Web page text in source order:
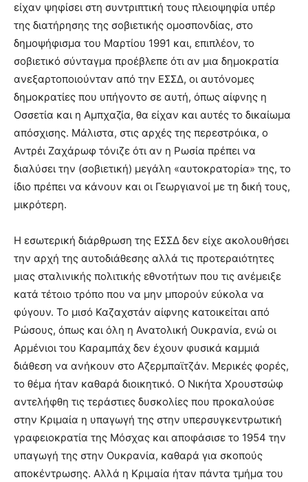
είχαν ψηφίσει στη συντριπτική τους πλειοψηφία υπέρ
της διατήρησης της σοβιετικής ομοσπονδίας, στο
δημοψήφισμα του Μαρτίου 1991 και, επιπλέον, το
σοβιετικό σύνταγμα προέβλεπε ότι αν μια δημοκρατία
ανεξαρτοποιούνταν από την ΕΣΣΔ, οι αυτόνομες
δημοκρατίες που υπήγοντο σε αυτή, όπως αίφνης η
Οσσετία και η Αμπχαζία, θα είχαν και αυτές το δικαίωμα
απόσχισης. Μάλιστα, στις αρχές της περεστρόικα, ο
Αντρέι Ζαχάρωφ τόνιζε ότι αν η Ρωσία πρέπει να
διαλύσει την (σοβιετική) μεγάλη «αυτοκρατορία» της, το
ίδιο πρέπει να κάνουν και οι Γεωργιανοί με τη δική τους,
μικρότερη.
Η εσωτερική διάρθρωση της ΕΣΣΔ δεν είχε ακολουθήσει
την αρχή της αυτοδιάθεσης αλλά τις προτεραιότητες
μιας σταλινικής πολιτικής εθνοτήτων που τις ανέμειξε
κατά τέτοιο τρόπο που να μην μπορούν εύκολα να
φύγουν. Το μισό Καζαχστάν αίφνης κατοικείται από
Ρώσους, όπως και όλη η Ανατολική Ουκρανία, ενώ οι
Αρμένιοι του Καραμπάχ δεν έχουν φυσικά καμμιά
διάθεση να ανήκουν στο Αζερμπαϊτζάν. Μερικές φορές,
το θέμα ήταν καθαρά διοικητικό. Ο Νικήτα Χρουστσώφ
αντελήφθη τις τεράστιες δυσκολίες που προκαλούσε
στην Κριμαία η υπαγωγή της στην υπερσυγκεντρωτική
γραφειοκρατία της Μόσχας και αποφάσισε το 1954 την
υπαγωγή της στην Ουκρανία, καθαρά για σκοπούς
αποκέντρωσης. Αλλά η Κριμαία ήταν πάντα τμήμα του